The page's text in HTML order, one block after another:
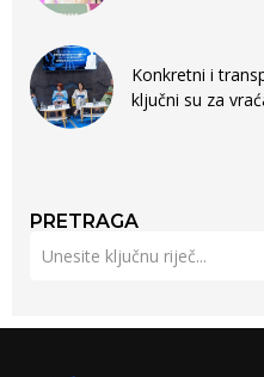
Konkretni i
ključni su za
PRETRAGA